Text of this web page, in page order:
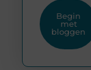
Begin
met
bloggen